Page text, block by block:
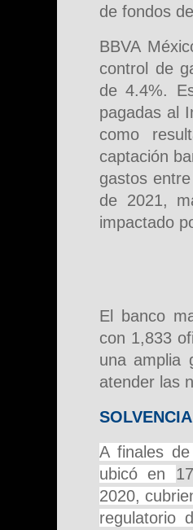
de fondos
BBVA
control de
de 4.4%.
pagadas al
como
captación
gastos
de 2021,
impactado
El banco
con 1,833
una amplia
atender las
A finales
ubicó en
2020,
regulatorio